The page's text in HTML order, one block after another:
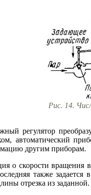
Рис. 14.
регулятор
автоматический
другим приборам.
о скорости вращения
также
отрезка из заданной.